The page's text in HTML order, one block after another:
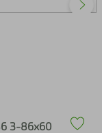
3-86x60